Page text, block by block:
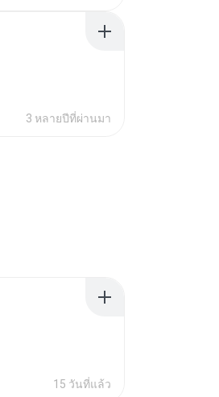
3 หลายปีที่ผ่านมา
15 วันที่แล้ว